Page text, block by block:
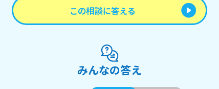
この相談に答える
みんなの答え